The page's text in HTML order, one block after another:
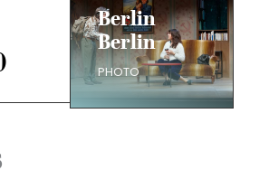
Berlin
Berlin
PHOTO